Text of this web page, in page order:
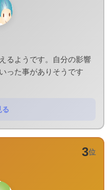
るようです。自分の影響
った事がありそうです
る
3位